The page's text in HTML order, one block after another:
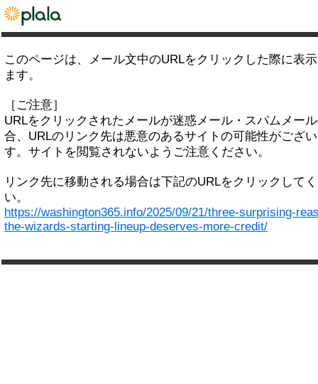
このページは、メール文中のURLをクリックした際に表
ます。
［ご注意］
URLをクリックされたメールが迷惑メール・スパムメー
合、URLのリンク先は悪意のあるサイトの可能性がござ
す。サイトを閲覧されないようご注意ください。
リンク先に移動される場合は下記のURLをクリックして
い。
https://washington365.info/2025/09/21/three-surprising-
the-wizards-starting-lineup-deserves-more-credit/